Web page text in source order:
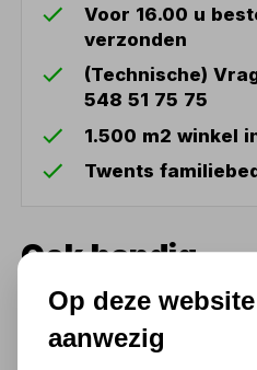
Voor 16.00 u
verzonden
(Technische)
548 51 75 75
1.500 m2 winkel
Twents
Ook handig
Op deze
aanwezig